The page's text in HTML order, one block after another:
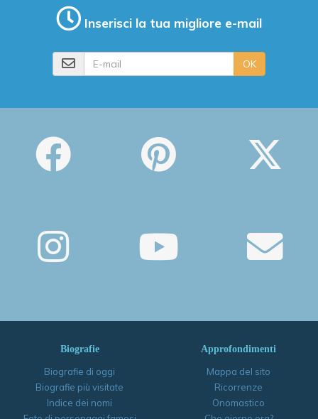
Inserisci la tua migliore e-mail
OK
Biografie
Biografie di oggi
Biografie più visitate
Indice dei nomi
Approfondimenti
Mappa del sito
Ricorrenze
Onomastico